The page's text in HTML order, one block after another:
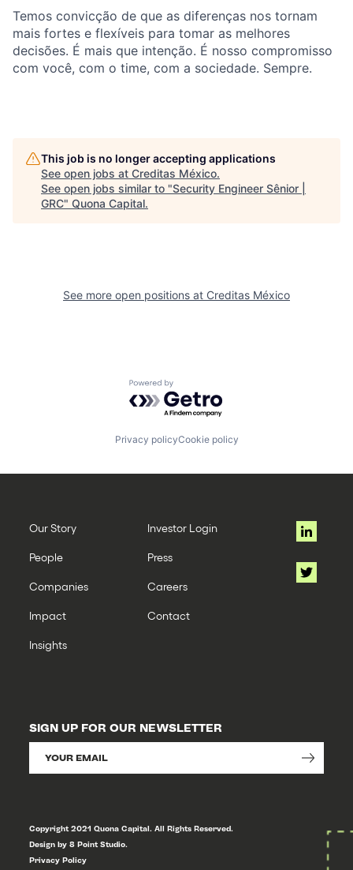
Temos convicção de que as diferenças nos tornam
mais fortes e flexíveis para tomar as melhores
decisões. É mais que intenção. É nosso compromisso
com você, com o time, com a sociedade. Sempre.
This job is no longer accepting applications
See open jobs at Creditas México.
See open jobs similar to "Security Engineer Sênior |
GRC" Quona Capital.
See more open positions at Creditas México
Powered by Getro.com
Privacy policyCookie policy
Our Story
People
Companies
Impact
Insights
Investor Login
Press
Careers
Contact
SIGN UP FOR OUR NEWSLETTER
Copyright 2021 Quona Capital. All Rights Reserved.
Design by 8 Point Studio.
Privacy Policy